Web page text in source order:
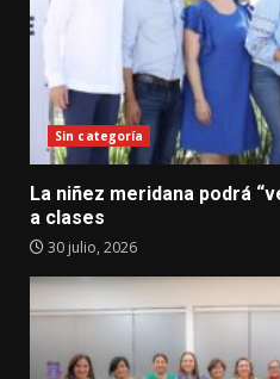
Sin categoría
La niñez meridana podrá
a clases
30 julio, 2026